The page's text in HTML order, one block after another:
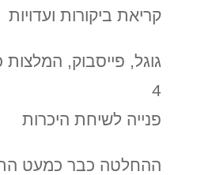
קריאת ביקורות ועדויות
גוגל, פייסבוק,
4
פנייה לשיחת היכרות
ההחלטה כבר כמעט